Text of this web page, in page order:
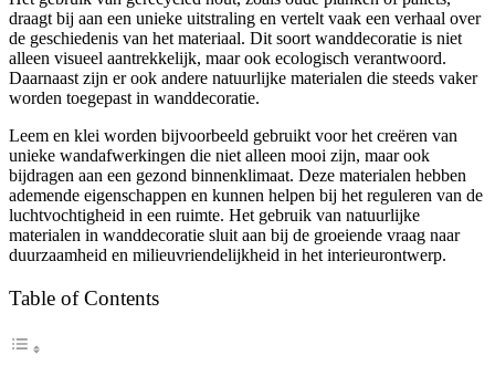
draagt bij aan een unieke uitstraling en vertelt vaak een verhaal over
de geschiedenis van het materiaal. Dit soort wanddecoratie is niet
alleen visueel aantrekkelijk, maar ook ecologisch verantwoord.
Daarnaast zijn er ook andere natuurlijke materialen die steeds vaker
worden toegepast in wanddecoratie.
Leem en klei worden bijvoorbeeld gebruikt voor het creëren van
unieke wandafwerkingen die niet alleen mooi zijn, maar ook
bijdragen aan een gezond binnenklimaat. Deze materialen hebben
ademende eigenschappen en kunnen helpen bij het reguleren van de
luchtvochtigheid in een ruimte. Het gebruik van natuurlijke
materialen in wanddecoratie sluit aan bij de groeiende vraag naar
duurzaamheid en milieuvriendelijkheid in het interieurontwerp.
Table of Contents